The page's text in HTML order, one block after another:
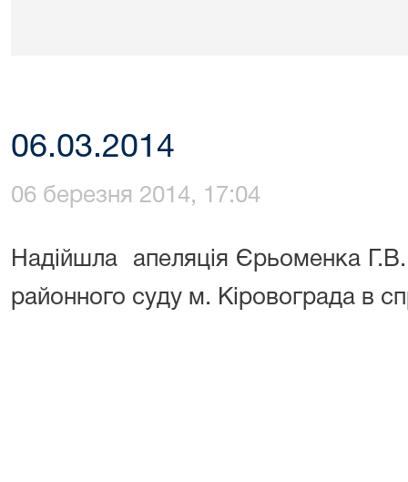
06.03.2014
06 березня 2014, 17:04
Надійшла
апеляція Єрьоменка Г.В.
районного суду м. Кіровограда в